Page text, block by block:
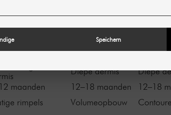
Diepe dermis Diepe
maanden 12–18 maanden 12–18
rimpels Volumeopbouw
Speichern